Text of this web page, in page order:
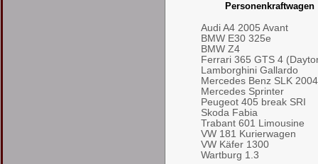
Personenkraftwagen
Audi A4 2005 Avant
BMW E30 325e
BMW Z4
Ferrari 365 GTS 4
Lamborghini Gallardo
Mercedes Benz SLK
Mercedes Sprinter
Peugeot 405 break SRI
Skoda Fabia
Trabant 601 Limousine
VW 181 Kurierwagen
VW Käfer 1300
Wartburg 1.3